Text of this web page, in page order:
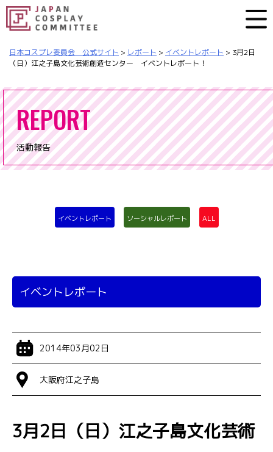
日本コスプレ委員会 公式サイト > レポート > イベントレポート > 3月2日
（日）江之子島文化芸術創造センター イベントレポート！
REPORT
活動報告
イベントレポート ソーシャルレポート ALL
イベントレポート
2014年03月02日
大阪府江之子島
3月2日（日）江之子島文化芸術